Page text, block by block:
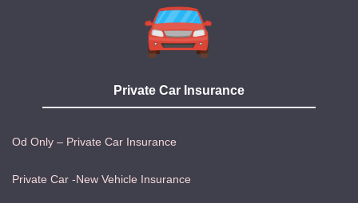
Private Car Insurance
Od Only – Private Car Insurance
Private Car -New Vehicle Insurance